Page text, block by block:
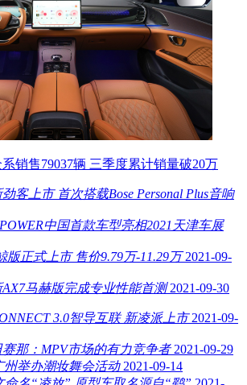
销售79037辆 三季度累计销量破20万
客上市 首次搭载Bose Personal Plus音响
中国首款车型亮相2021天津车展
版正式上市 售价9.79万-11.29万 2021-09-
马赫版完成专业性能首测 2021-09-30
3.0智导互联 新凌派上市 2021-09-
那：MPV市场的有力竞争者 2021-09-29
州举办潮妆舞会活动 2021-09-14